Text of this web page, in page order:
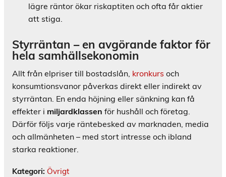
lägre räntor ökar riskaptiten och ofta får aktier
att stiga.
Styrräntan – en avgörande faktor för
hela samhällsekonomin
Allt från elpriser till bostadslån, kronkurs och
konsumtionsvanor påverkas direkt eller indirekt av
styrräntan. En enda höjning eller sänkning kan få
effekter i miljardklassen för hushåll och företag.
Därför följs varje räntebesked av marknaden, media
och allmänheten – med stort intresse och ibland
starka reaktioner.
Kategori: Övrigt